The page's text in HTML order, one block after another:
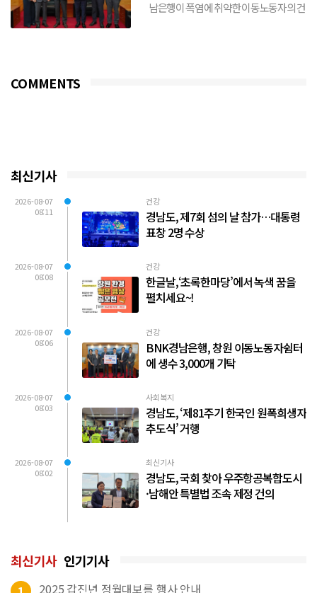
남은행이 폭염에 취약한 이동노동자의 건
COMMENTS
최신기사
2026-08-07
08:11
건강
경남도, 제7회 섬의 날 참가…대통령
표창 2명 수상
2026-08-07
08:08
건강
한글날,‘초록한마당’에서 녹색 꿈을
펼치세요~!
2026-08-07
08:06
건강
BNK경남은행, 창원 이동노동자쉼터
에 생수 3,000개 기탁
2026-08-07
08:03
사회복지
경남도, ‘제81주기 한국인 원폭희생자
추도식’ 거행
2026-08-07
08:02
최신기사
경남도, 국회 찾아 우주항공복합도시
·남해안 특별법 조속 제정 건의
최신기사 인기기사
2025 갑진년 정월대보름 행사 안내